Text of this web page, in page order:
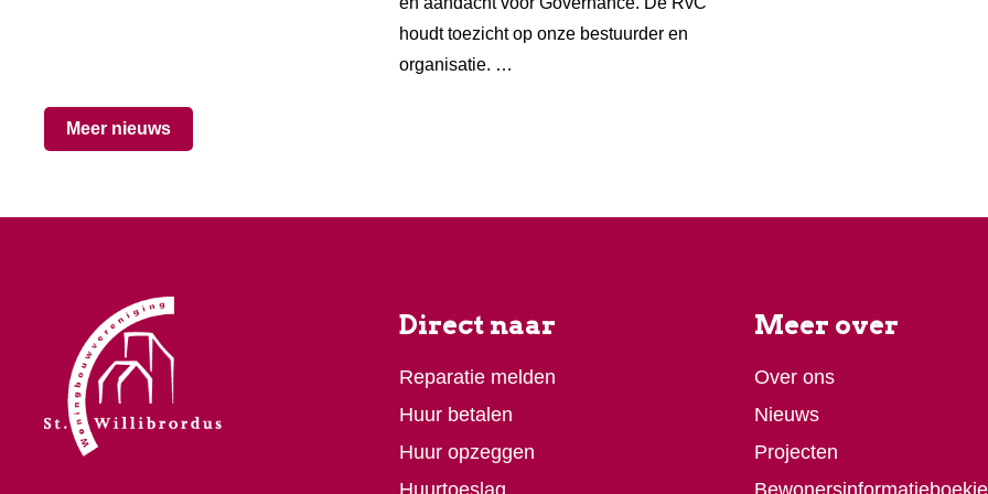
houdt toezicht op onze bestuurder en
organisatie. …
Meer nieuws
Direct naar
Reparatie melden
Huur betalen
Huur opzeggen
Huurtoeslag
Meer over
Over ons
Nieuws
Projecten
Bewonersinformatieboekje